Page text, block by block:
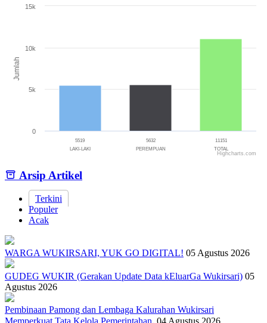
The chart has 1 Y axis displaying Jumlah. Range: 0 to 15000.
Jumlah
5519
LAKI-LAKI
5632
PEREMPUAN
11151
TOTAL
0
5k
10k
15k
Highcharts.com
Arsip Artikel
Terkini
Populer
Acak
WARGA WUKIRSARI, YUK GO DIGITAL! 05 Agustus 2026
GUDEG WUKIR (Gerakan Update Data kEluarGa Wukirsari) 05
Agustus 2026
Pembinaan Pamong dan Lembaga Kalurahan Wukirsari
Memperkuat Tata Kelola Pemerintahan. 04 Agustus 2026